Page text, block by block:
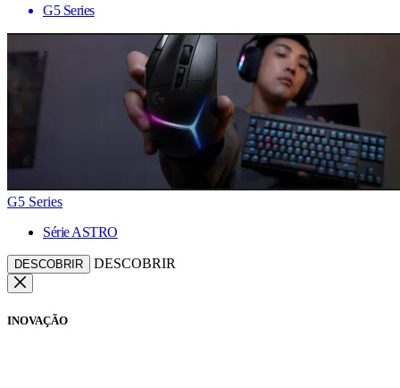
G5 Series
G5 Series
Série ASTRO
DESCOBRIR DESCOBRIR
INOVAÇÃO